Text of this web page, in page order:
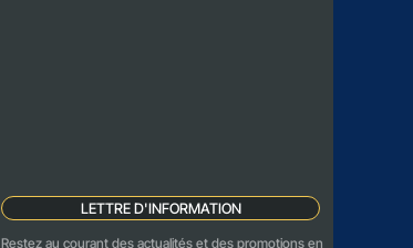
LETTRE D'INFORMATION
Restez au courant des actualités et des promotions en